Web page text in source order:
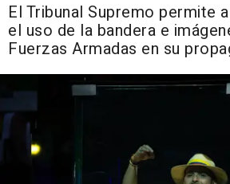
El Tribunal Supremo permite
el uso de la bandera e
Fuerzas Armadas en su